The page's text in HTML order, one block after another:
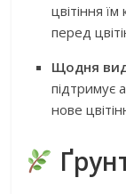
цвітіння їм
перед
Щодня
підтримує
нове